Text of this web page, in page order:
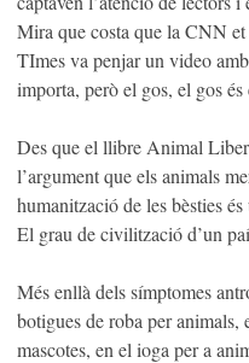
Mira que costa que la CNN
TImes va penjar un video
importa, però el gos, el gos és
Des que el llibre Animal
l’argument que els animals
humanització de les bèsties
El grau de civilització d’un
Més enllà dels símptomes
botigues de roba per animals,
mascotes, en el ioga per a